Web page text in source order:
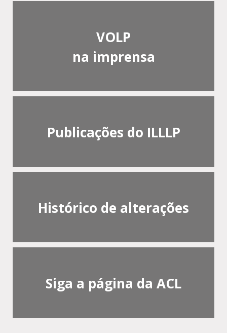
VOLP
na imprensa
Publicações do ILLLP
Histórico de alterações
Siga a página da ACL